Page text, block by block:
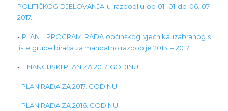
POLITIČKOG DJELOVANJA u razdoblju od 01. 01 do 06. 07.
2017.
- PLAN I PROGRAM RADA općinskog vjećnika izabranog s
liste grupe birača za mandatno razdoblje 2013. – 2017.
-FINANCIJSKI PLAN ZA 2017. GODINU
- PLAN RADA ZA 2017. GODINU
- PLAN RADA ZA 2016. GODINU